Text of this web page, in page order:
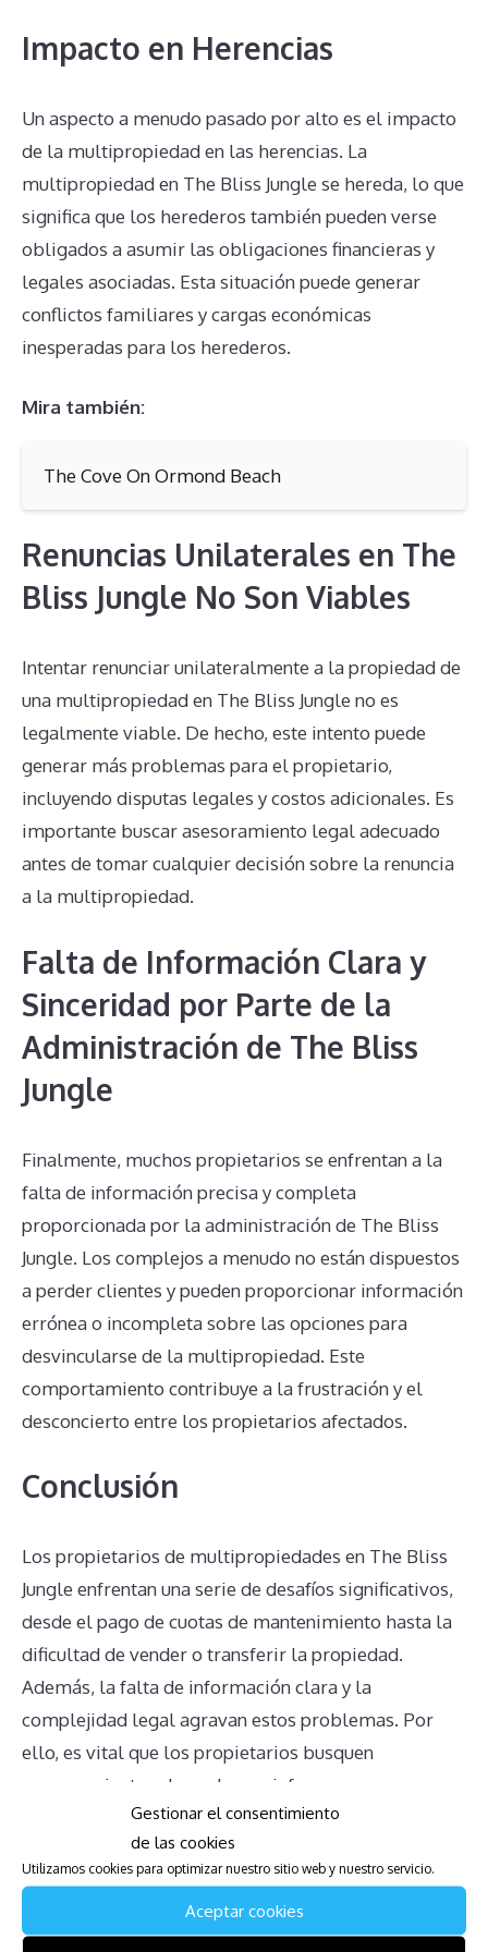
Gestionar el consentimiento
de las cookies
Utilizamos cookies para optimizar nuestro sitio web y nuestro servicio.
Aceptar cookies
Impacto en Herencias
Un aspecto a menudo pasado por alto es el impacto
de la multipropiedad en las herencias. La
multipropiedad en The Bliss Jungle se hereda, lo que
significa que los herederos también pueden verse
obligados a asumir las obligaciones financieras y
legales asociadas. Esta situación puede generar
conflictos familiares y cargas económicas
inesperadas para los herederos.
Mira también:
The Cove On Ormond Beach
Renuncias Unilaterales en The
Bliss Jungle No Son Viables
Intentar renunciar unilateralmente a la propiedad de
una multipropiedad en The Bliss Jungle no es
legalmente viable. De hecho, este intento puede
generar más problemas para el propietario,
incluyendo disputas legales y costos adicionales. Es
importante buscar asesoramiento legal adecuado
antes de tomar cualquier decisión sobre la renuncia
a la multipropiedad.
Falta de Información Clara y
Sinceridad por Parte de la
Administración de The Bliss
Jungle
Finalmente, muchos propietarios se enfrentan a la
falta de información precisa y completa
proporcionada por la administración de The Bliss
Jungle. Los complejos a menudo no están dispuestos
a perder clientes y pueden proporcionar información
errónea o incompleta sobre las opciones para
desvincularse de la multipropiedad. Este
comportamiento contribuye a la frustración y el
desconcierto entre los propietarios afectados.
Conclusión
Los propietarios de multipropiedades en The Bliss
Jungle enfrentan una serie de desafíos significativos,
desde el pago de cuotas de mantenimiento hasta la
dificultad de vender o transferir la propiedad.
Además, la falta de información clara y la
complejidad legal agravan estos problemas. Por
ello, es vital que los propietarios busquen
asesoramiento adecuado y se informen
completamente sobre sus derechos y obligaciones
para evitar decisiones mal informadas y problemas
adicionales.